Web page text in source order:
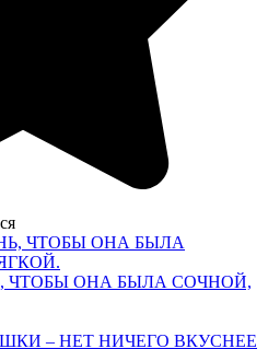
ЧТОБЫ ОНА БЫЛА СОЧНОЙ,